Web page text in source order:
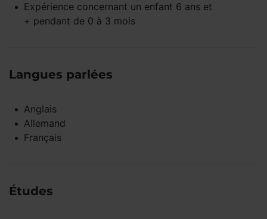
Expérience concernant un enfant 6 ans et
+ pendant de 0 à 3 mois
Langues parlées
Anglais
Allemand
Français
Études